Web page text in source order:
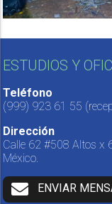
ESTUDIOS Y
Teléfono
(999) 923 61 55
Dirección
Calle 62 #508 Altos x
México.
ENVIAR